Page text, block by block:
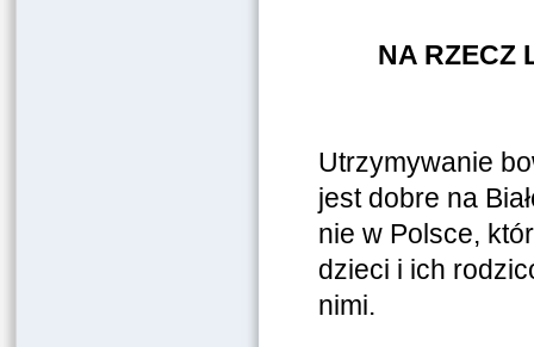
NA RZECZ
Utrzymywanie
jest dobre na
nie w Polsce,
dzieci i ich
nimi.